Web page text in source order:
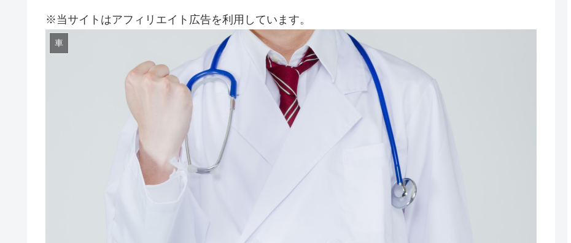
※当サイトはアフィリエイト広告を利用しています。
車